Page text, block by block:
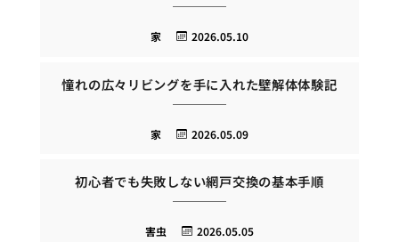
2026.05.10
家
憧れの広々リビングを手に入れた壁解体体験記
2026.05.09
家
初心者でも失敗しない網戸交換の基本手順
2026.05.05
害虫